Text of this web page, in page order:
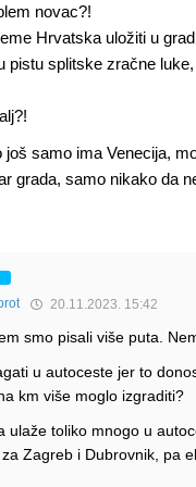
novac?!
Hrvatska uložiti u
pistu splitske zračne
samo ima Venecija,
grada, samo nikako da
20.11.2023. 15:42
smo pisali više puta.
u autoceste jer to
km više moglo izgraditi?
ulaže toliko mnogo u
Zagreb i Dubrovnik, pa